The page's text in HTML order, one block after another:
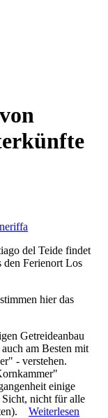
del Teide findet
den Ferienort Los
hier das
Getreideanbau
am Besten mit
- verstehen.
einige
nicht für alle
Weiterlesen